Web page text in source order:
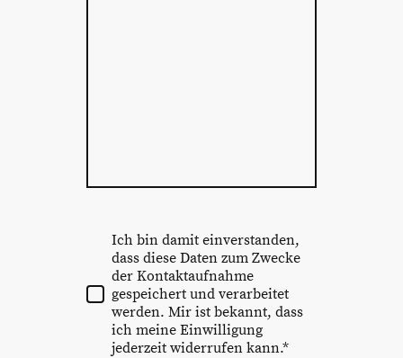
Ich bin damit einverstanden,
dass diese Daten zum Zwecke
der Kontaktaufnahme
gespeichert und verarbeitet
werden. Mir ist bekannt, dass
ich meine Einwilligung
jederzeit widerrufen kann.*